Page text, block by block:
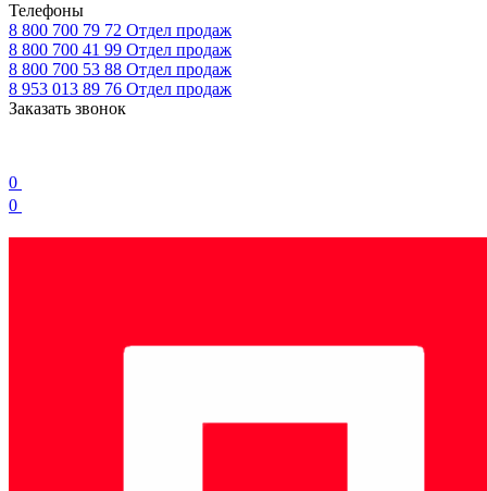
Телефоны
8 800 700 79 72 Отдел продаж
8 800 700 41 99 Отдел продаж
8 800 700 53 88 Отдел продаж
8 953 013 89 76 Отдел продаж
Заказать звонок
0
0